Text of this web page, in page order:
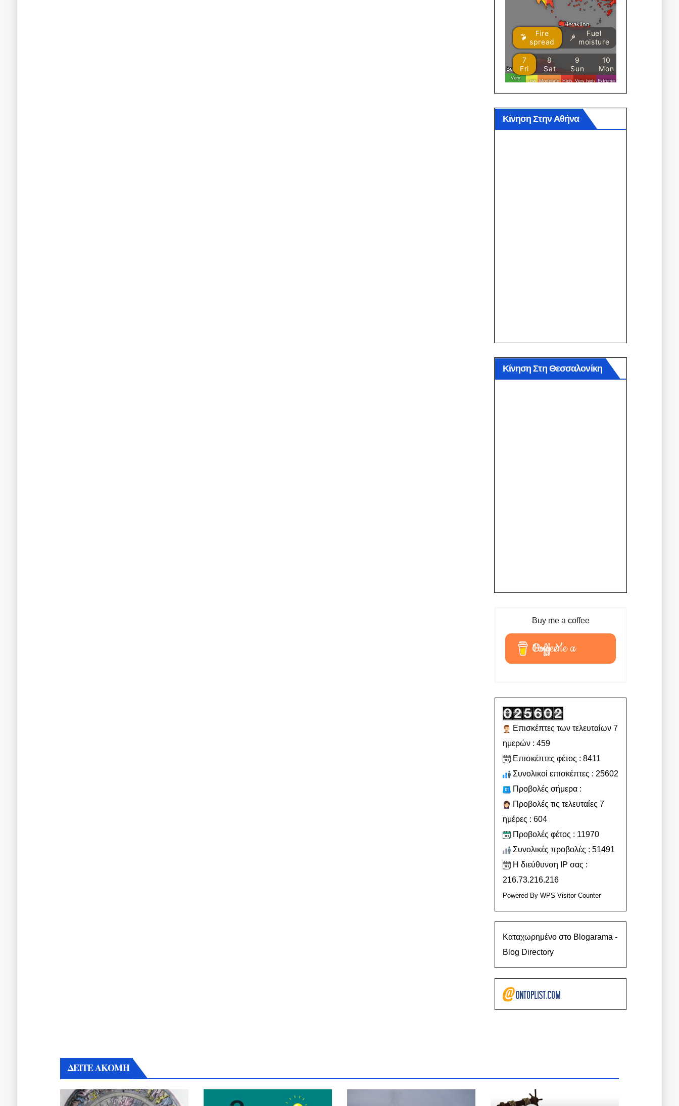
Κίνηση Στην Αθήνα
Κίνηση Στη Θεσσαλονίκη
Buy me a coffee
Buy Me a Coffee
Επισκέπτες των τελευταίων 7
ημερών : 459
Επισκέπτες φέτος : 8411
Συνολικοί επισκέπτες : 25602
Προβολές σήμερα :
Προβολές τις τελευταίες 7
ημέρες : 604
Προβολές φέτος : 11970
Συνολικές προβολές : 51491
Η διεύθυνση IP σας :
216.73.216.216
Powered By WPS Visitor Counter
Καταχωρημένο στο Blogarama -
Blog Directory
ΔΕΙΤΕ ΑΚΟΜΗ